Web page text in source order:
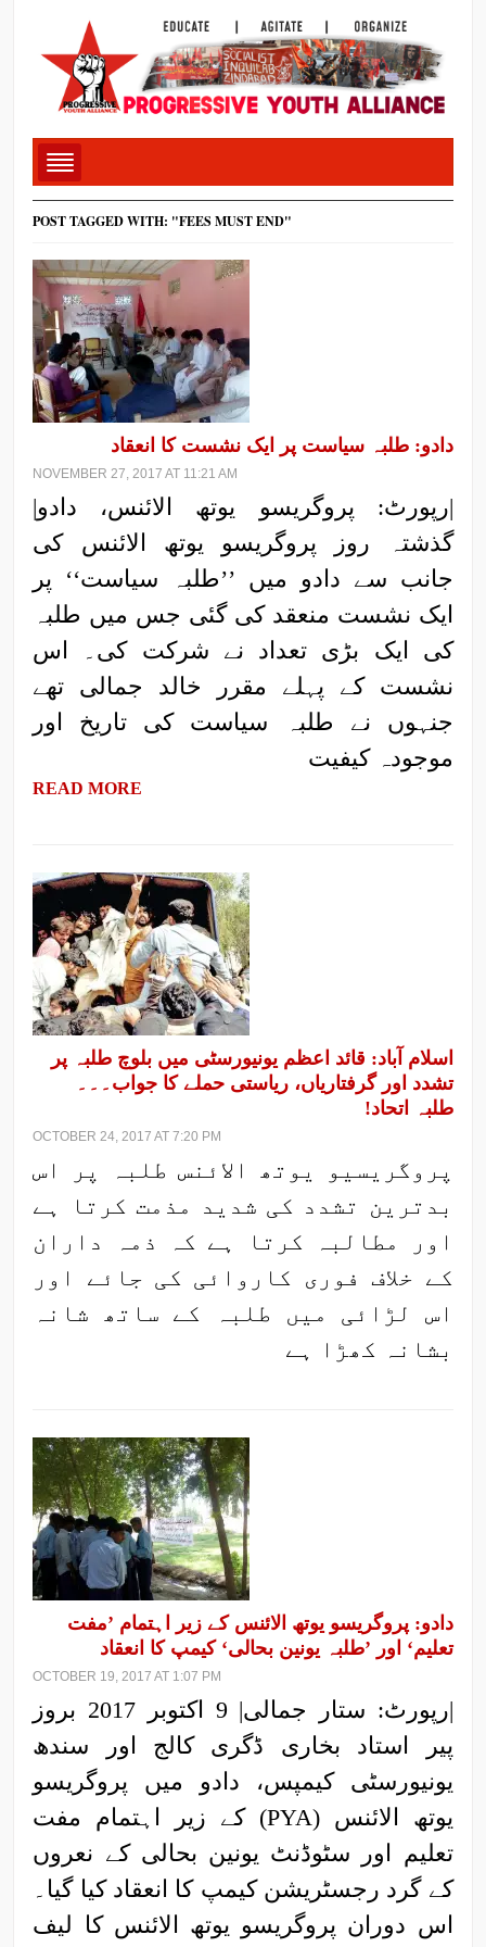
POST TAGGED WITH: "FEES MUST END"
دادو: طلبہ سیاست پر ایک نشست کا انعقاد
NOVEMBER 27, 2017 AT 11:21 AM
|رپورٹ: پروگریسو یوتھ الائنس، دادو|
گذشتہ روز پروگریسو یوتھ الائنس کی
جانب سے دادو میں ’’طلبہ سیاست‘‘ پر
ایک نشست منعقد کی گئی جس میں طلبہ
کی ایک بڑی تعداد نے شرکت کی۔ اس
نشست کے پہلے مقرر خالد جمالی تھے
جنہوں نے طلبہ سیاست کی تاریخ اور
موجودہ کیفیت
READ MORE
اسلام آباد: قائد اعظم یونیورسٹی میں بلوچ طلبہ پر
تشدد اور گرفتاریاں، ریاستی حملے کا جواب۔۔۔
طلبہ اتحاد!
OCTOBER 24, 2017 AT 7:20 PM
پروگریسیو یوتھ الائنس طلبہ پر اس
بدترین تشدد کی شدید مذمت کرتا ہے
اور مطالبہ کرتا ہے کہ ذمہ داران
کے خلاف فوری کاروائی کی جائے اور
اس لڑائی میں طلبہ کے ساتھ شانہ
بشانہ کھڑا ہے
دادو: پروگریسو یوتھ الائنس کے زیر اہتمام ’مفت
تعلیم‘ اور ’طلبہ یونین بحالی‘ کیمپ کا انعقاد
OCTOBER 19, 2017 AT 1:07 PM
|رپورٹ: ستار جمالی| 9 اکتوبر 2017 بروز
پیر استاد بخاری ڈگری کالج اور سندھ
یونیورسٹی کیمپس، دادو میں پروگریسو
یوتھ الائنس (PYA) کے زیر اہتمام مفت
تعلیم اور سٹوڈنٹ یونین بحالی کے نعروں
کے گرد رجسٹریشن کیمپ کا انعقاد کیا گیا۔
اس دوران پروگریسو یوتھ الائنس کا لیف